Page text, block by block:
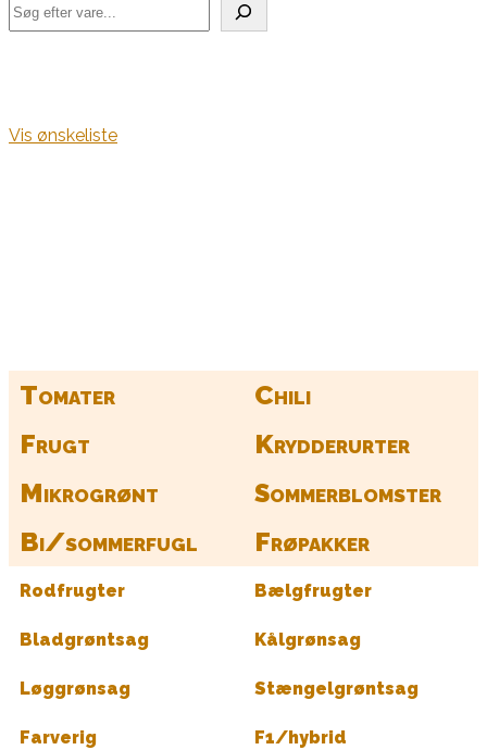
Vis ønskeliste
Tomater
Chili
Frugt
Krydderurter
Mikrogrønt
Sommerblomster
Bi/sommerfugl
Frøpakker
Rodfrugter Bælgfrugter
Bladgrøntsag Kålgrønsag
Løggrønsag Stængelgrøntsag
Farverig F1/hybrid